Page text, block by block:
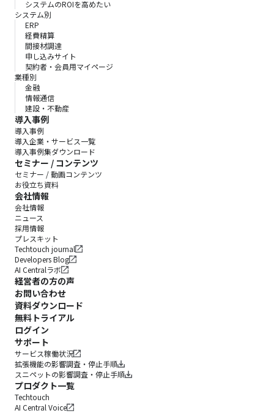
システムのROIを高めたい
システム別
ERP
経費精算
間接材調達
申し込みサイト
契約者・会員用マイページ
業種別
金融
情報通信
建設・不動産
導入事例
導入事例
導入企業・サービス一覧
導入事例集ダウンロード
セミナー / コンテンツ
セミナー / 動画コンテンツ
お役立ち資料
会社情報
会社情報
ニュース
採用情報
プレスキット
Techtouch journal
Developers Blog
AI Centralラボ
経営者の方の声
お問い合わせ
資料ダウンロード
無料トライアル
ログイン
サポート
サービス稼働状況
拡張機能の影響調査・停止手順
スニペットの影響調査・停止手順
プロダクト一覧
Techtouch
AI Central Voice